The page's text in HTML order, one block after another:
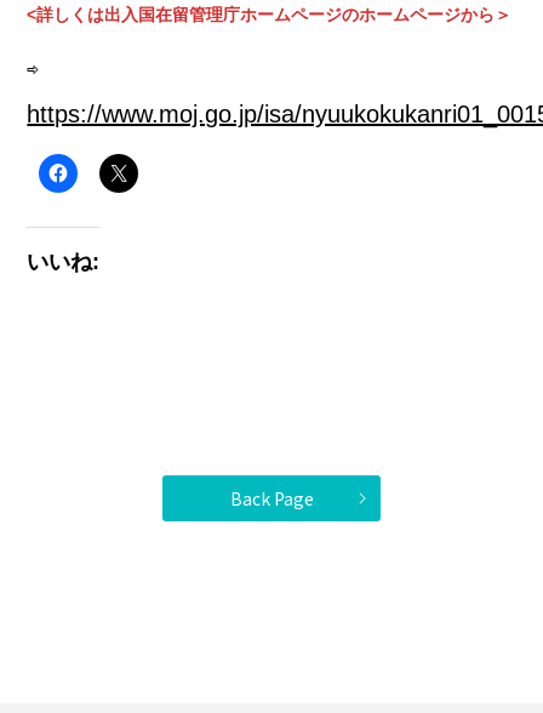
<詳しくは出入国在留管理庁ホームページのホームページから＞
⇨
https://www.moj.go.jp/isa/
いいね:
Back Page